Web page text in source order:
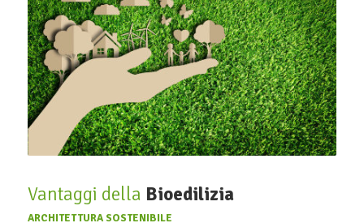
Vantaggi della Bioedilizia
ARCHITETTURA SOSTENIBILE